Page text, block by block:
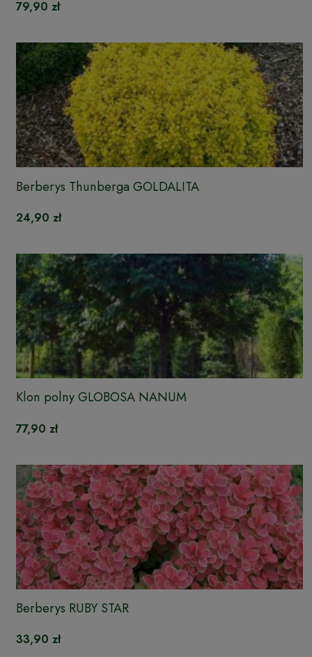
79,90 zł
Berberys Thunberga GOLDALITA
24,90 zł
Klon polny GLOBOSA NANUM
77,90 zł
Berberys RUBY STAR
33,90 zł